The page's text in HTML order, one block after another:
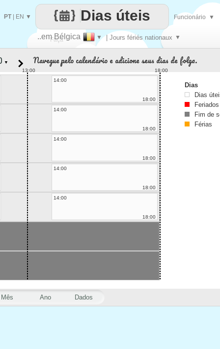
Faça
..em Bélgica ▼ | Jours fériés nationaux ▼
Dias úteis
PT| EN ▼ Funcionário ▼
Mês Ano Dados
▼ Navegue pelo calendário e adicione seus dias de folga.
13:00
18:00
14:00
18:00
14:00
18:00
14:00
18:00
14:00
18:00
14:00
18:00
Dias
Dias
Feriados
Fim de
Férias